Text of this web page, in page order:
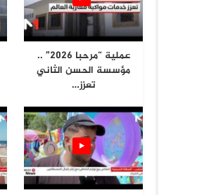
عملية “مرحبا 2026” ..
مؤسسة الحسن الثاني
تعزز…